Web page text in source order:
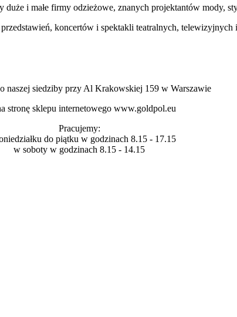
i małe firmy odzieżowe, znanych projektantów mody,
koncertów i spektakli teatralnych,
naszej siedziby przy Al Krakowskiej 159 w Warszawie
stronę sklepu internetowego www.goldpol.eu
Pracujemy:
do piątku w godzinach 8.15 - 17.15
w soboty w godzinach 8.15 - 14.15